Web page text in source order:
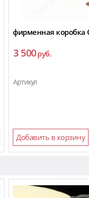
фирменная коробка
3 500руб.
Артикул
Добавить в корзину